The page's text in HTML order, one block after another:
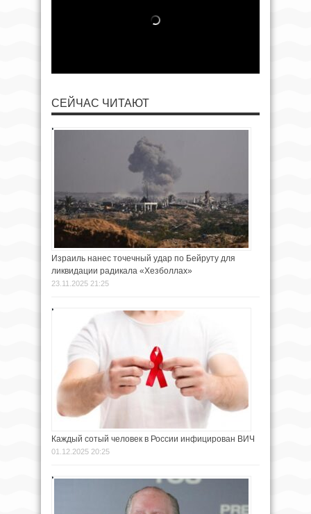
СЕЙЧАС ЧИТАЮТ
Израиль нанес точечный удар по Бейруту для
ликвидации радикала «Хезболлах»
23.11.2025 21:25
Каждый сотый человек в России инфицирован ВИЧ
01.12.2025 20:25